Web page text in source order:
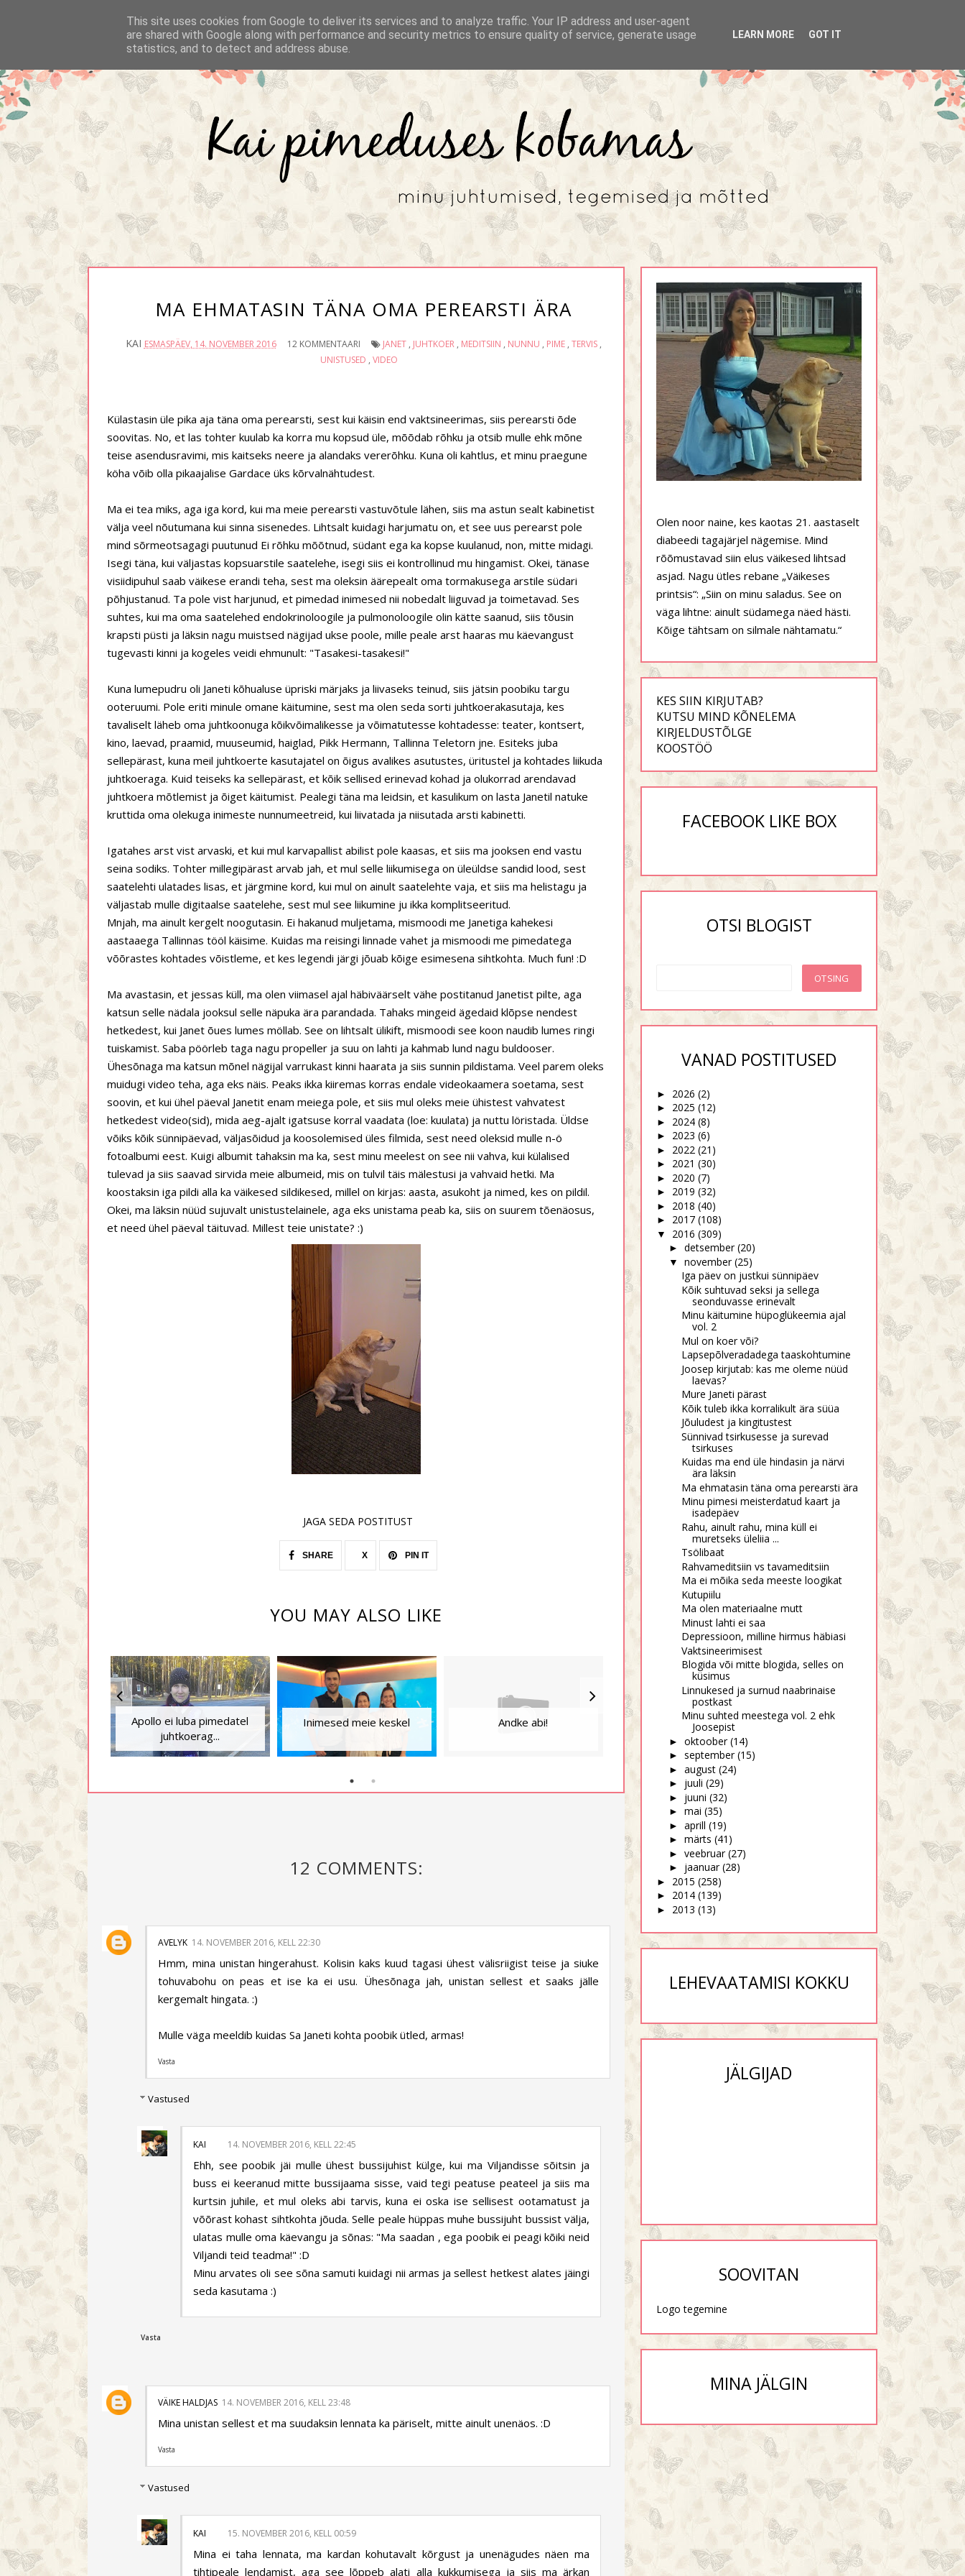
MA EHMATASIN TÄNA OMA PEREARSTI ÄRA
KAI ESMASPÄEV, 14. NOVEMBER 2016 12 KOMMENTAARI JANET, JUHTKOER, MEDITSIIN , NUNNU , PIME, TERVIS,
UNISTUSED , VIDEO
Külastasin üle pika aja täna oma perearsti, sest kui käisin end vaktsineerimas, siis perearsti õde
soovitas. No, et las tohter kuulab ka korra mu kopsud üle, mõõdab rõhku ja otsib mulle ehk mõne
teise asendusravimi, mis kaitseks neere ja alandaks vererõhku. Kuna oli kahtlus, et minu praegune
köha võib olla pikaajalise Gardace üks kõrvalnähtudest.
Ma ei tea miks, aga iga kord, kui ma meie perearsti vastuvõtule lähen, siis ma astun sealt kabinetist
välja veel nõutumana kui sinna sisenedes. Lihtsalt kuidagi harjumatu on, et see uus perearst pole
mind sõrmeotsagagi puutunud Ei rõhku mõõtnud, südant ega ka kopse kuulanud, non, mitte midagi.
Isegi täna, kui väljastas kopsuarstile saatelehe, isegi siis ei kontrollinud mu hingamist. Okei, tänase
visiidipuhul saab väikese erandi teha, sest ma oleksin äärepealt oma tormakusega arstile südari
põhjustanud. Ta pole vist harjunud, et pimedad inimesed nii nobedalt liiguvad ja toimetavad. Ses
suhtes, kui ma oma saatelehed endokrinoloogile ja pulmonoloogile olin kätte saanud, siis tõusin
krapsti püsti ja läksin nagu muistsed nägijad ukse poole, mille peale arst haaras mu käevangust
tugevasti kinni ja kogeles veidi ehmunult: "Tasakesi-tasakesi!"
Kuna lumepudru oli Janeti kõhualuse üpriski märjaks ja liivaseks teinud, siis jätsin poobiku targu
ooteruumi. Pole eriti minule omane käitumine, sest ma olen seda sorti juhtkoerakasutaja, kes
tavaliselt läheb oma juhtkoonuga kõikvõimalikesse ja võimatutesse kohtadesse: teater, kontsert,
kino, laevad, praamid, muuseumid, haiglad, Pikk Hermann, Tallinna Teletorn jne. Esiteks juba
sellepärast, kuna meil juhtkoerte kasutajatel on õigus avalikes asutustes, üritustel ja kohtades liikuda
juhtkoeraga. Kuid teiseks ka sellepärast, et kõik sellised erinevad kohad ja olukorrad arendavad
juhtkoera mõtlemist ja õiget käitumist. Pealegi täna ma leidsin, et kasulikum on lasta Janetil natuke
kruttida oma olekuga inimeste nunnumeetreid, kui liivatada ja niisutada arsti kabinetti.
Igatahes arst vist arvaski, et kui mul karvapallist abilist pole kaasas, et siis ma jooksen end vastu
seina sodiks. Tohter millegipärast arvab jah, et mul selle liikumisega on üleüldse sandid lood, sest
saatelehti ulatades lisas, et järgmine kord, kui mul on ainult saatelehte vaja, et siis ma helistagu ja
väljastab mulle digitaalse saatelehe, sest mul see liikumine ju ikka komplitseeritud.
Mnjah, ma ainult kergelt noogutasin. Ei hakanud muljetama, mismoodi me Janetiga kahekesi
aastaaega Tallinnas tööl käisime. Kuidas ma reisingi linnade vahet ja mismoodi me pimedatega
võõrastes kohtades võistleme, et kes legendi järgi jõuab kõige esimesena sihtkohta. Much fun! :D
Ma avastasin, et jessas küll, ma olen viimasel ajal häbiväärselt vähe postitanud Janetist pilte, aga
katsun selle nädala jooksul selle näpuka ära parandada. Tahaks mingeid ägedaid klõpse nendest
hetkedest, kui Janet õues lumes möllab. See on lihtsalt ülikift, mismoodi see koon naudib lumes ringi
tuiskamist. Saba pöörleb taga nagu propeller ja suu on lahti ja kahmab lund nagu buldooser.
Ühesõnaga ma katsun mõnel nägijal varrukast kinni haarata ja siis sunnin pildistama. Veel parem oleks
muidugi video teha, aga eks näis. Peaks ikka kiiremas korras endale videokaamera soetama, sest
soovin, et kui ühel päeval Janetit enam meiega pole, et siis mul oleks meie ühistest vahvatest
hetkedest video(sid), mida aeg-ajalt igatsuse korral vaadata (loe: kuulata) ja nuttu löristada. Üldse
võiks kõik sünnipäevad, väljasõidud ja koosolemised üles filmida, sest need oleksid mulle n-ö
fotoalbumi eest. Kuigi albumit tahaksin ma ka, sest minu meelest on see nii vahva, kui külalised
tulevad ja siis saavad sirvida meie albumeid, mis on tulvil täis mälestusi ja vahvaid hetki. Ma
koostaksin iga pildi alla ka väikesed sildikesed, millel on kirjas: aasta, asukoht ja nimed, kes on pildil.
Okei, ma läksin nüüd sujuvalt unistustelainele, aga eks unistama peab ka, siis on suurem tõenäosus,
et need ühel päeval täituvad. Millest teie unistate? :)
JAGA SEDA POSTITUST
SHARE X PIN IT
YOU MAY ALSO LIKE
Apollo ei luba pimedatel
juhtkoerag...
Inimesed meie keskel Andke abi!
Kui pimedat veel kaua
vahid, siis.....
Miks ma peitu pugesin?
12 COMMENTS:
AVELYK 14. NOVEMBER 2016, KELL 22:30
Hmm, mina unistan hingerahust. Kolisin kaks kuud tagasi ühest välisriigist teise ja siuke
tohuvabohu on peas et ise ka ei usu. Ühesõnaga jah, unistan sellest et saaks jälle
kergemalt hingata. :)
Mulle väga meeldib kuidas Sa Janeti kohta poobik ütled, armas!
Vasta
Vastused
KAI 14. NOVEMBER 2016, KELL 22:45
Ehh, see poobik jäi mulle ühest bussijuhist külge, kui ma Viljandisse sõitsin ja
buss ei keeranud mitte bussijaama sisse, vaid tegi peatuse peateel ja siis ma
kurtsin juhile, et mul oleks abi tarvis, kuna ei oska ise sellisest ootamatust ja
võõrast kohast sihtkohta jõuda. Selle peale hüppas muhe bussijuht bussist välja,
ulatas mulle oma käevangu ja sõnas: "Ma saadan , ega poobik ei peagi kõiki neid
Viljandi teid teadma!" :D
Minu arvates oli see sõna samuti kuidagi nii armas ja sellest hetkest alates jäingi
seda kasutama :)
Vasta
VÄIKE HALDJAS 14. NOVEMBER 2016, KELL 23:48
Mina unistan sellest et ma suudaksin lennata ka päriselt, mitte ainult unenäos. :D
Vasta
Vastused
KAI 15. NOVEMBER 2016, KELL 00:59
Mina ei taha lennata, ma kardan kohutavalt kõrgust ja unenägudes näen ma
tihtipeale lendamist, aga see lõppeb alati alla kukkumisega ja siis ma ärkan
Olen noor naine, kes kaotas 21. aastaselt
diabeedi tagajärjel nägemise. Mind
rõõmustavad siin elus väikesed lihtsad
asjad. Nagu ütles rebane „Väikeses
printsis“: „Siin on minu saladus. See on
väga lihtne: ainult südamega näed hästi.
Kõige tähtsam on silmale nähtamatu.“
KES SIIN KIRJUTAB?
KUTSU MIND KÕNELEMA
KIRJELDUSTÕLGE
KOOSTÖÖ
FACEBOOK LIKE BOX
OTSI BLOGIST
VANAD POSTITUSED
► 2026 (2)
► 2025 (12)
► 2024 (8)
► 2023 (6)
► 2022 (21)
► 2021 (30)
► 2020 (7)
► 2019 (32)
► 2018 (40)
► 2017 (108)
▼ 2016 (309)
► detsember (20)
▼ november (25)
Iga päev on justkui sünnipäev
Kõik suhtuvad seksi ja sellega
seonduvasse erinevalt
Minu käitumine hüpoglükeemia ajal
vol. 2
Mul on koer või?
Lapsepõlveradadega taaskohtumine
Joosep kirjutab: kas me oleme nüüd
laevas?
Mure Janeti pärast
Kõik tuleb ikka korralikult ära süüa
Jõuludest ja kingitustest
Sünnivad tsirkusesse ja surevad
tsirkuses
Kuidas ma end üle hindasin ja närvi
ära läksin
Ma ehmatasin täna oma perearsti ära
Minu pimesi meisterdatud kaart ja
isadepäev
Rahu, ainult rahu, mina küll ei
muretseks üleliia ...
Tsölibaat
Rahvameditsiin vs tavameditsiin
Ma ei mõika seda meeste loogikat
Kutupiilu
Ma olen materiaalne mutt
Minust lahti ei saa
Depressioon, milline hirmus häbiasi
Vaktsineerimisest
Blogida või mitte blogida, selles on
küsimus
Linnukesed ja surnud naabrinaise
postkast
Minu suhted meestega vol. 2 ehk
Joosepist
► oktoober (14)
► september (15)
► august (24)
► juuli (29)
► juuni (32)
► mai (35)
► aprill (19)
► märts (41)
► veebruar (27)
► jaanuar (28)
► 2015 (258)
► 2014 (139)
► 2013 (13)
LEHEVAATAMISI KOKKU
JÄLGIJAD
SOOVITAN
Logo tegemine
MINA JÄLGIN
This site uses cookies from Google to deliver its services and to analyze traffic. Your IP address and user-agent
are shared with Google along with performance and security metrics to ensure quality of service, generate usage
statistics, and to detect and address abuse.
LEARN MORE GOT IT